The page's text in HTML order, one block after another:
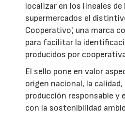
localizar en los lineales de
supermercados el
Cooperativo', una marca
para facilitar la
producidos por
El sello pone en valor
origen nacional, la
producción responsable y
con la sostenibilidad